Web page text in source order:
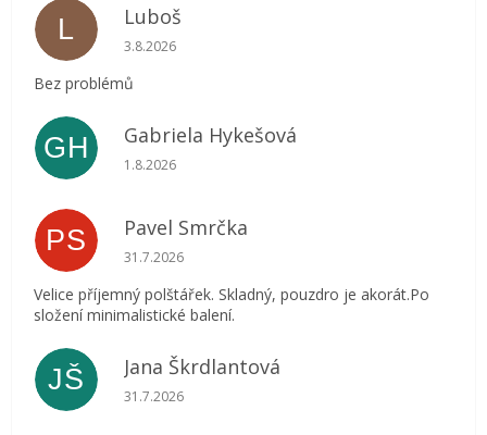
L Luboš
Hodnocení obchodu je 5 z 5 hvězdiček.
3.8.2026
Bez problémů
GH Gabriela Hykešová
Hodnocení obchodu je 5 z 5 hvězdiček.
1.8.2026
PS Pavel Smrčka
Hodnocení obchodu je 5 z 5 hvězdiček.
31.7.2026
Velice příjemný polštářek. Skladný, pouzdro je akorát.Po
složení minimalistické balení.
JŠ Jana Škrdlantová
Hodnocení obchodu je 5 z 5 hvězdiček.
31.7.2026